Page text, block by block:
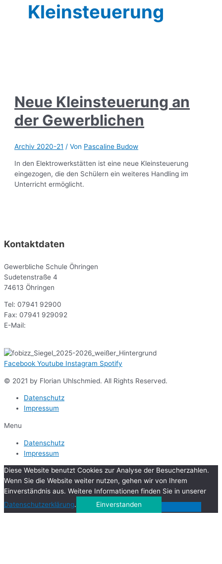
Kleinsteuerung
Neue Kleinsteuerung an
der Gewerblichen
Archiv 2020-21 / Von Pascaline Budow
In den Elektrowerkstätten ist eine neue Kleinsteuerung
eingezogen, die den Schülern ein weiteres Handling im
Unterricht ermöglicht.
Kontaktdaten
Gewerbliche Schule Öhringen
Sudetenstraße 4
74613 Öhringen
Tel: 07941 92900
Fax: 07941 929092
E-Mail:
Facebook Youtube Instagram Spotify
© 2021 by Florian Uhlschmied. All Rights Reserved.
Datenschutz
Impressum
Menu
Datenschutz
Impressum
Diese Website benutzt Cookies zur Analyse der Besucherzahlen.
Wenn Sie die Website weiter nutzen, gehen wir von Ihrem
Einverständnis aus. Weitere Informationen finden Sie in unserer
Datenschutzerklärung. Einverstanden